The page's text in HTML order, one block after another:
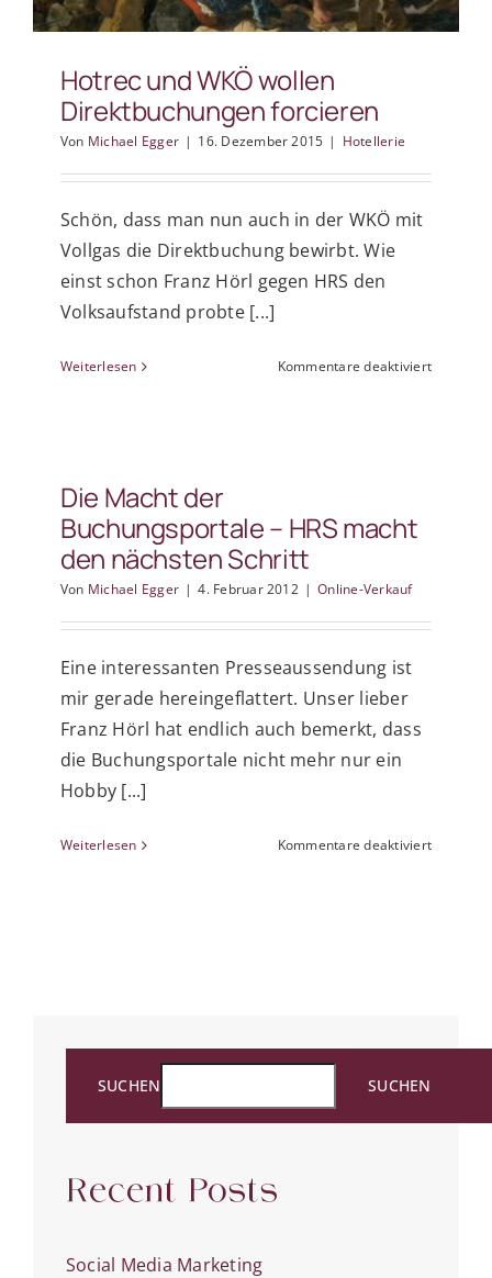
Hotrec und WKÖ wollen
Direktbuchungen forcieren
Von Michael Egger | 16. Dezember 2015 | Hotellerie
Schön, dass man nun auch in der WKÖ mit
Vollgas die Direktbuchung bewirbt. Wie
einst schon Franz Hörl gegen HRS den
Volksaufstand probte [...]
Weiterlesen Kommentare deaktiviertfür
Die Macht der
Buchungsportale – HRS macht
den nächsten Schritt
Von Michael Egger | 4. Februar 2012 | Online-Verkauf
Eine interessanten Presseaussendung ist
mir gerade hereingeflattert. Unser lieber
Franz Hörl hat endlich auch bemerkt, dass
die Buchungsportale nicht mehr nur ein
Hobby [...]
Weiterlesen Kommentare deaktiviertfür
nächsten
SUCHEN SUCHEN
Recent Posts
Social Media Marketing